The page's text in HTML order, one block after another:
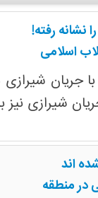
نشانه رفته!
اسلامی
شیرازی
شیرازی
اند
در منطقه